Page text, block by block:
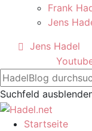
Frank
Jens
Jens Hadel
Suchfeld
Startseite